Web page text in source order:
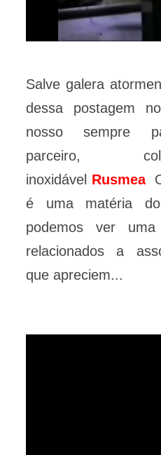
Salve galera
dessa postagem
nosso sempre
parceiro,
inoxidável RusmeaO
é uma matéria
podemos ver
relacionados a
que apreciem...